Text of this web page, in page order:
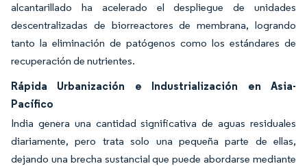
alcantarillado ha acelerado el despliegue de unidades
descentralizadas de biorreactores de membrana, logrando
tanto la eliminación de patógenos como los estándares de
recuperación de nutrientes.
Rápida Urbanización e Industrialización en Asia-
Pacífico
India genera una cantidad significativa de aguas residuales
diariamente, pero trata solo una pequeña parte de ellas,
dejando una brecha sustancial que puede abordarse mediante